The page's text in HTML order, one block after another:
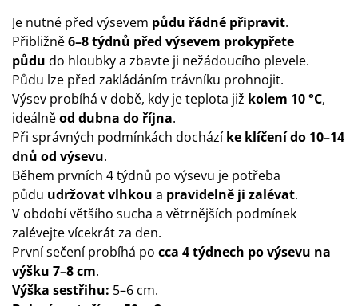
Je nutné před výsevem půdu řádné připravit.
Přibližně6–8 týdnů před výsevem prokypřete
půdu do hloubky a zbavte ji nežádoucího plevele.
Půdu lze před zakládáním trávníku prohnojit.
Výsev probíhá v době, kdy je teplota již kolem 10 °C,
ideálněod dubna do října.
Při správných podmínkách docházíke klíčení do 10–14
dnů od výsevu.
Během prvních 4 týdnů po výsevu je potřeba
půdu udržovat vlhkou a pravidelně ji zalévat.
V období většího sucha a větrnějších podmínek
zalévejte vícekrát za den.
První sečení probíhá po cca 4 týdnech po výsevu na
výšku 7–8 cm.
Výška sestřihu: 5–6 cm.